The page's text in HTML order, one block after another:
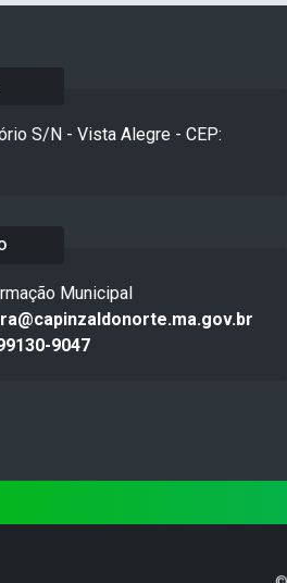
S/N - Vista Alegre - CEP:
Municipal
9047